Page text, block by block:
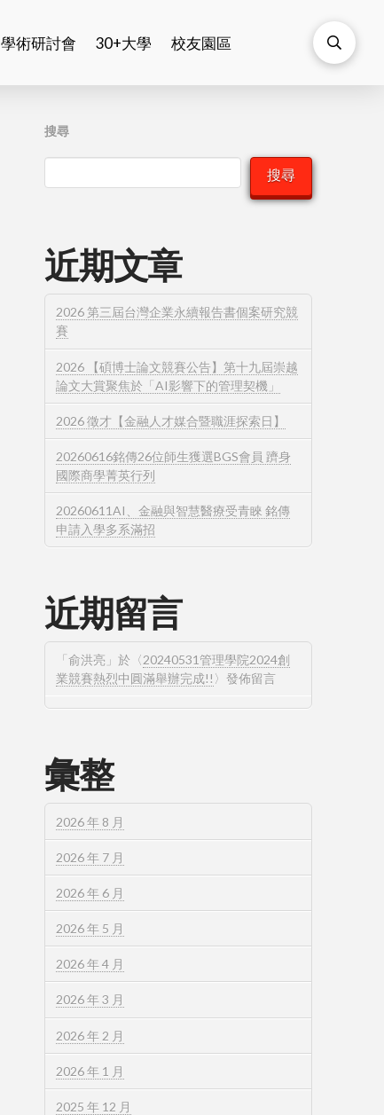
學術研討會 30+大學 校友園區
搜尋
搜尋
近期文章
2026 第三屆台灣企業永續報告書個案研究競
賽
2026 【碩博士論文競賽公告】第十九屆崇越
論文大賞聚焦於「AI影響下的管理契機」
2026 徵才【金融人才媒合暨職涯探索日】
20260616銘傳26位師生獲選BGS會員 躋身
國際商學菁英行列
20260611AI、金融與智慧醫療受青睞 銘傳
申請入學多系滿招
近期留言
「俞洪亮 」於〈20240531管理學院2024創
業競賽熱烈中圓滿舉辦完成!! 〉發佈留言
彙整
2026 年 8 月
2026 年 7 月
2026 年 6 月
2026 年 5 月
2026 年 4 月
2026 年 3 月
2026 年 2 月
2026 年 1 月
2025 年 12 月